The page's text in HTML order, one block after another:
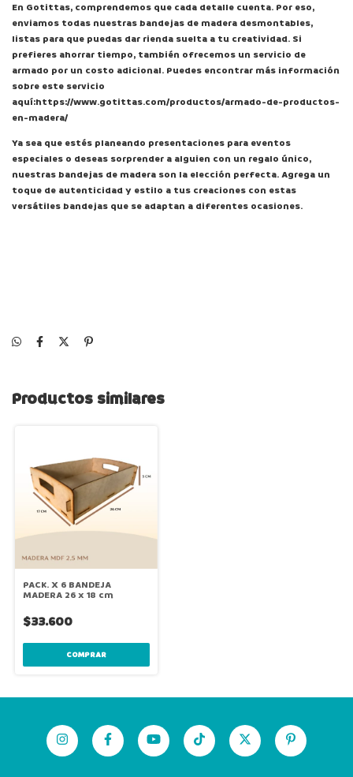
En Gotittas, comprendemos que cada detalle cuenta. Por eso,
enviamos todas nuestras bandejas de madera desmontables,
listas para que puedas dar rienda suelta a tu creatividad. Si
prefieres ahorrar tiempo, también ofrecemos un servicio de
armado por un costo adicional. Puedes encontrar más información
sobre este servicio
aquí:https://www.gotittas.com/productos/armado-de-productos-
en-madera/
Ya sea que estés planeando presentaciones para eventos
especiales o deseas sorprender a alguien con un regalo único,
nuestras bandejas de madera son la elección perfecta. Agrega un
toque de autenticidad y estilo a tus creaciones con estas
versátiles bandejas que se adaptan a diferentes ocasiones.
Productos similares
PACK. X 6 BANDEJA
MADERA 26 x 18 cm
$33.600
COMPRAR